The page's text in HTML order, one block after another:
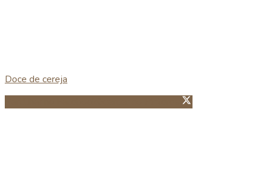
Doce de cereja
Guardar no Pinterest